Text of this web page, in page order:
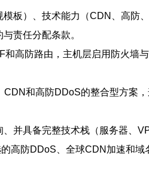
板）、技术能力（CDN、高防
责任分配条款。
高防路由，主机层启用防火墙
和高防DDoS的整合型方案
并具备完整技术栈（服务器、
防DDoS、全球CDN加速和